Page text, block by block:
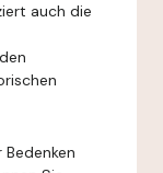
auch die